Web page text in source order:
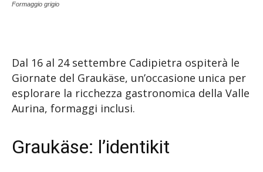
Formaggio grigio
Dal 16 al 24 settembre Cadipietra ospiterà le
Giornate del Graukäse, un’occasione unica per
esplorare la ricchezza gastronomica della Valle
Aurina, formaggi inclusi.
Graukäse: l’identikit